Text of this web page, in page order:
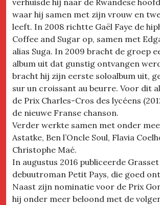
waar hij samen met zijn vrouw en
leeft. In 2008 richtte Gaël Faye de
Coffee and Sugar op, samen met
alias Suga. In 2009 bracht de groep
album uit dat gunstig ontvangen
bracht hij zijn eerste soloalbum uit,
sur un croissant au beurre. Voor dit
de Prix Charles-Cros des lycéens
de nieuwe Franse chanson.
Verder werkte samen met onder
Astatke, Ben l’Oncle Soul, Flavia
Christophe Maé.
In augustus 2016 publiceerde
debuutroman Petit Pays, die goed
Naast zijn nominatie voor de Prix
hij onder meer beloond met de